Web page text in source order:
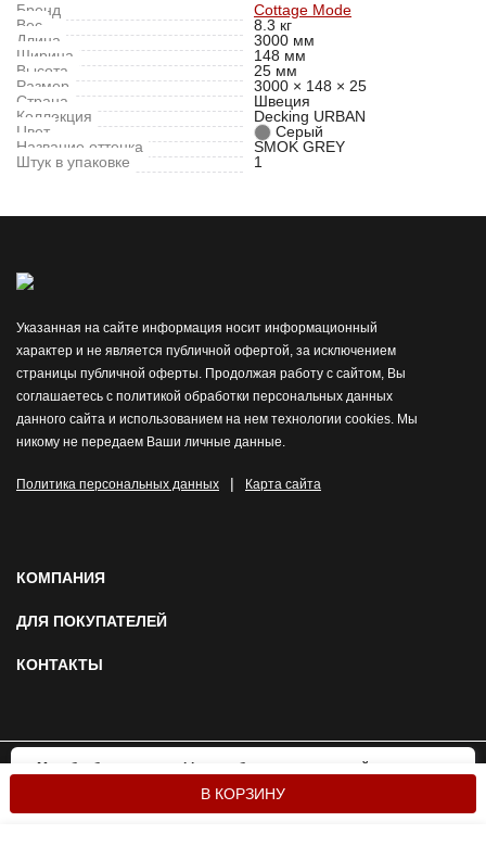
В КОРЗИНУ
Бренд
Cottage Mode
Вес
8.3 кг
Длина
3000 мм
Ширина
148 мм
Высота
25 мм
Размер
3000 × 148 × 25
Страна
Швеция
Коллекция
Decking URBAN
Цвет
Серый
Название оттенка
SMOK GREY
Штук в упаковке
1
Указанная на сайте информация носит информационный
характер и не является публичной офертой, за исключением
страницы публичной оферты. Продолжая работу с сайтом, Вы
соглашаетесь с политикой обработки персональных данных
данного сайта и использованием на нем технологии cookies. Мы
никому не передаем Ваши личные данные.
Политика персональных данных | Карта сайта
КОМПАНИЯ
ДЛЯ ПОКУПАТЕЛЕЙ
КОНТАКТЫ
Мы обрабатываем cookies, чтобы сделать наш сайт
политика использования cookies.